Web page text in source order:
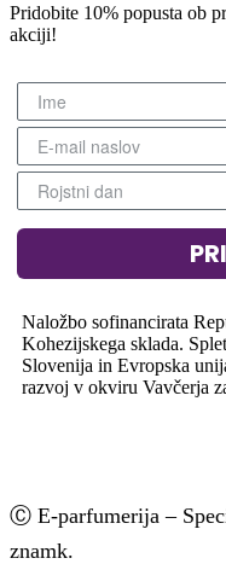
Pridobite 10% popusta ob
akciji!
Naložbo sofinancirata
Kohezijskega sklada.
Slovenija in Evropska
razvoj v okviru Vavčerja
Ⓒ E-parfumerija –
znamk.